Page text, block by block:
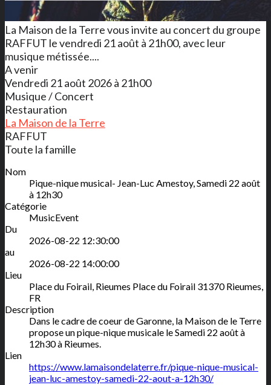
La Maison de la Terre vous invite au concert du groupe
RAFFUT le vendredi 21 août à 21h00, avec leur
musique métissée....
A venir
Vendredi 21 août 2026 à 21h00
Musique / Concert
Restauration
La Maison de la Terre
RAFFUT
Toute la famille
Nom
Pique-nique musical- Jean-Luc Amestoy, Samedi 22 août
à 12h30
Catégorie
MusicEvent
Du
2026-08-22 12:30:00
au
2026-08-22 14:00:00
Lieu
Place du Foirail, Rieumes Place du Foirail 31370 Rieumes,
FR
Description
Dans le cadre de coeur de Garonne, la Maison de le Terre
propose un pique-nique musicale le Samedi 22 août à
12h30 à Rieumes.
Lien
https://www.lamaisondelaterre.fr/pique-nique-musical-
jean-luc-amestoy-samedi-22-aout-a-12h30/